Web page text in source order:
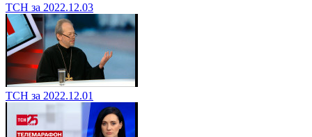
ТСН за 2022.12.03
ТСН за 2022.12.01